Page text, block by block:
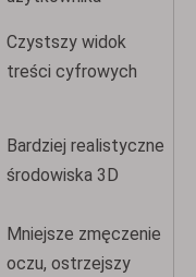
Czystszy widok
treści cyfrowych
Bardziej realistyczne
środowiska 3D
Mniejsze zmęczenie
oczu, ostrzejszy